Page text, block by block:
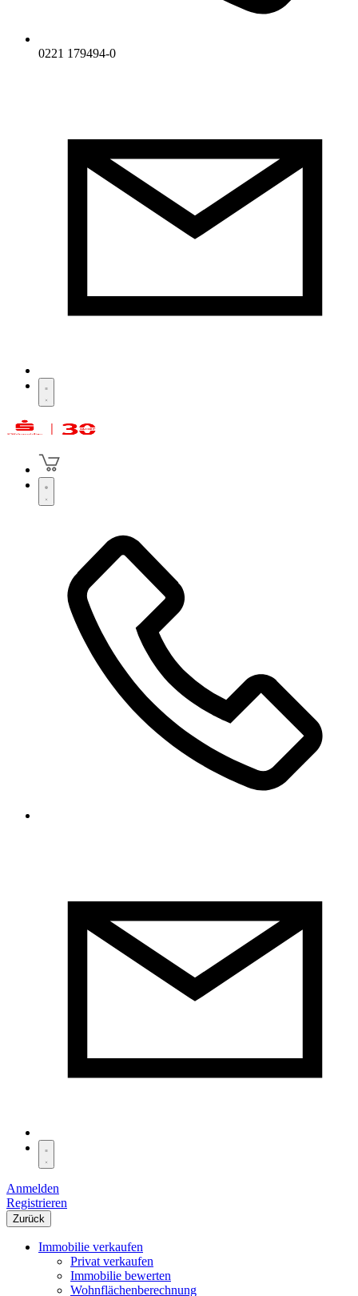
0221 179494-0
Anmelden
Registrieren
Zurück
Immobilie verkaufen
Privat verkaufen
Immobilie bewerten
Wohnflächenberechnung